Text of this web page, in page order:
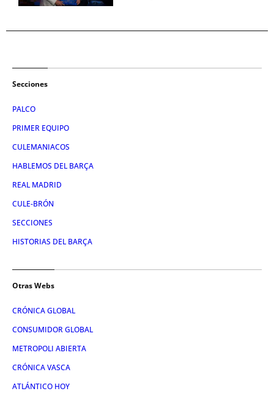
Secciones
PALCO
PRIMER EQUIPO
CULEMANIACOS
HABLEMOS DEL BARÇA
REAL MADRID
CULE-BRÓN
SECCIONES
HISTORIAS DEL BARÇA
Otras Webs
CRÓNICA GLOBAL
CONSUMIDOR GLOBAL
METROPOLI ABIERTA
CRÓNICA VASCA
ATLÁNTICO HOY